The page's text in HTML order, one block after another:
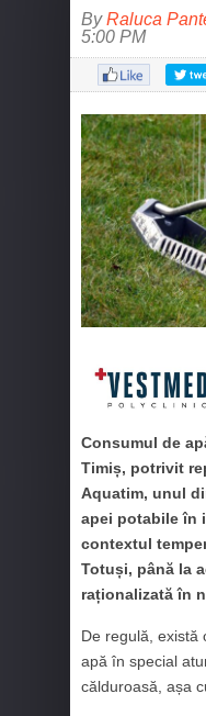
ByRaluca
5:00 PM
Consumul de
Timiș, potrivit
Aquatim, unul
apei potabile în
contextul
Totuși, până la
raționalizată în
De regulă, există
apă în special
călduroasă, așa